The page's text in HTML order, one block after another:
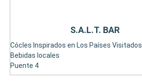
Cócles Inspirados en Los Países Visitados
Bebidas locales
Puente 4
S.A.L.T. BAR